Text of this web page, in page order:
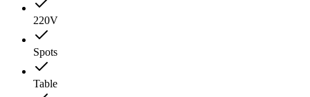
220V
Spots
Table